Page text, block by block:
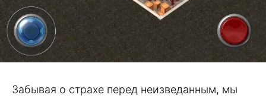
Забывая о страхе перед неизведанным, мы